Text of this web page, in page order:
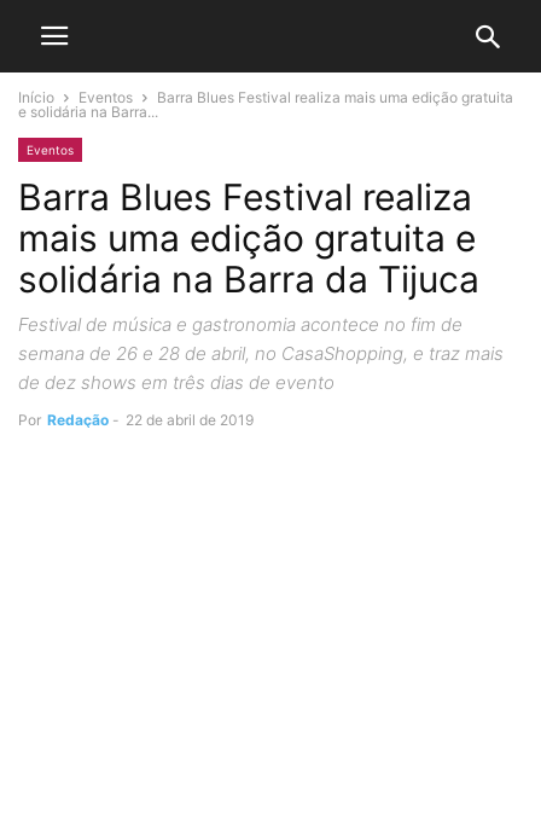
Início Eventos
Barra Blues Festival realiza mais uma edição gratuita
e solidária na Barra...
Eventos
Barra Blues Festival realiza
mais uma edição gratuita e
solidária na Barra da Tijuca
Festival de música e gastronomia acontece no fim de
semana de 26 e 28 de abril, no CasaShopping, e traz mais
de dez shows em três dias de evento
Por Redação - 22 de abril de 2019